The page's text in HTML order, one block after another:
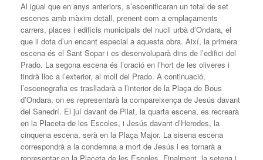
Al igual que en anys anteriors, s’escenificaran un total de set
escenes amb màxim detall, prenent com a emplaçaments
carrers, places i edificis municipals del nucli urbà d’Ondara, el
que li dota d’un encant especial a aquesta obra. Així, la primera
escena és el Sant Sopar i es desenvoluparà dins de l’edifici del
Prado. La segona escena és l’oració en l’hort de les oliveres i
tindrà lloc a l’exterior, al moll del Prado. A continuació,
l’escenografia es traslladarà a l’interior de la Plaça de Bous
d’Ondara, on es representarà la compareixença de Jesús davant
del Sanedrí. El juí davant de Pilat, la quarta escena, es recrearà
en la Placeta de les Escoles, i Jesús davant d’Herodes, la
cinquena escena, serà en la Plaça Major. La sisena escena
correspondrà a la condemna a mort de Jesús i es tornarà a